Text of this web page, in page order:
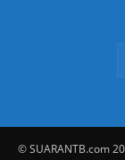
© SUARANTB.com